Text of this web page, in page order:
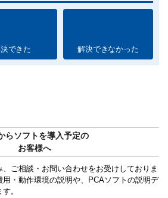
できた 解決できなかった
らソフトを導入予定の
お客様へ
ご相談・お問い合わせをお受けしておりま
・動作環境の説明や、PCAソフトの説明デ
。